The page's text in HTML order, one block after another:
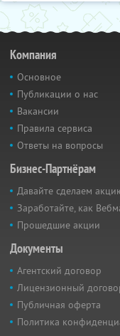
Компания
Основное
Публикации о нас
Вакансии
Правила сервиса
Ответы на вопросы
Бизнес-Партнёрам
Давайте сделаем
Заработайте, как
Прошедшие акции
Документы
Агентский договор
Лицензионный
Публичная оферта
Политика